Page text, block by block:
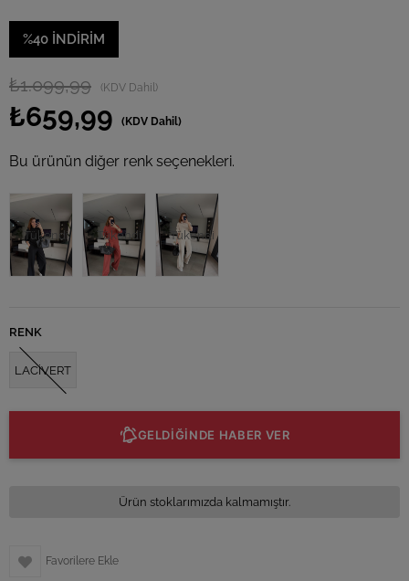
%40 İNDIRIM
₺1.099,99 (KDV Dahil)
₺659,99 (KDV Dahil)
Bu ürünün diğer renk seçenekleri.
Tükendi Tükendi Tükendi
RENK
LACİVERT
GELDİĞİNDE HABER VER
Ürün stoklarımızda kalmamıştır.
Favorilere Ekle